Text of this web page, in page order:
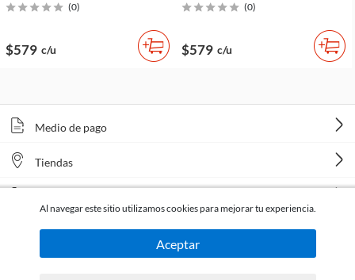
(0)
$579 c/u
(0)
$579 c/u
Medio de pago
Tiendas
Al navegar este sitio utilizamos cookies para mejorar tu experiencia.
Aceptar